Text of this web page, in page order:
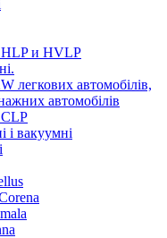
HLP и HVLP
легкових автомобілів,
автомобілів
CLP
і вакуумні